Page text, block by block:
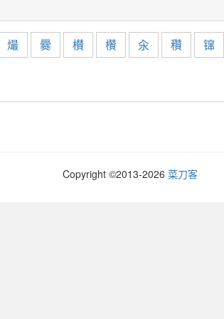
熶 爨 櫕 欑 汆 穳 镩
Copyright ©2013-2026 菜刀客